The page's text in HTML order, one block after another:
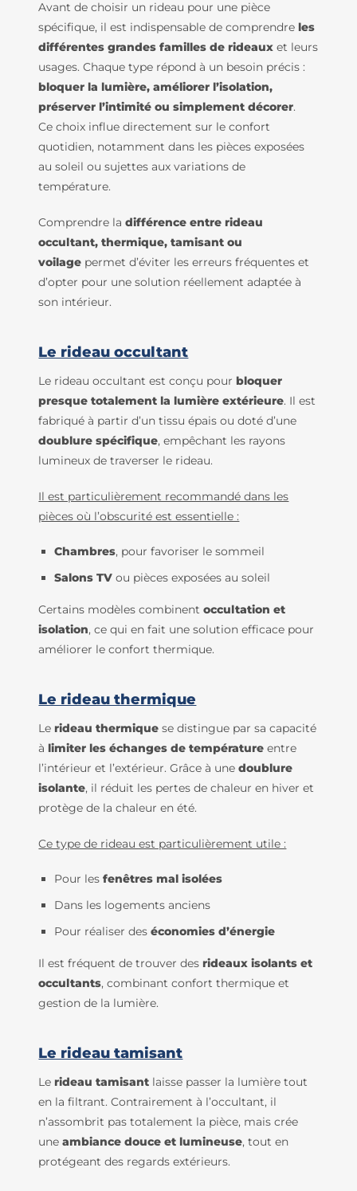
Avant de choisir un rideau pour une pièce
spécifique, il est indispensable de comprendreles
différentes grandes familles de rideaux et leurs
usages. Chaque type répond à un besoin précis :
bloquer la lumière, améliorer l’isolation,
préserver l’intimité ou simplement décorer.
Ce choix influe directement sur le confort
quotidien, notamment dans les pièces exposées
au soleil ou sujettes aux variations de
température.
Comprendre ladifférence entre rideau
occultant, thermique, tamisant ou
voilage permet d’éviter les erreurs fréquentes et
d’opter pour une solution réellement adaptée à
son intérieur.
Le rideau occultant
Le rideau occultant est conçu pourbloquer
presque totalement la lumière extérieure. Il est
fabriqué à partir d’un tissu épais ou doté d’une
doublure spécifique, empêchant les rayons
lumineux de traverser le rideau.
Il est particulièrement recommandé dans les
pièces où l’obscurité est essentielle :
Chambres, pour favoriser le sommeil
Salons TV ou pièces exposées au soleil
Certains modèles combinentoccultation et
isolation, ce qui en fait une solution efficace pour
améliorer le confort thermique.
Le rideau thermique
Lerideau thermique se distingue par sa capacité
àlimiter les échanges de température entre
l’intérieur et l’extérieur. Grâce à unedoublure
isolante, il réduit les pertes de chaleur en hiver et
protège de la chaleur en été.
Ce type de rideau est particulièrement utile :
Pour lesfenêtres mal isolées
Dans les logements anciens
Pour réaliser deséconomies d’énergie
Il est fréquent de trouver desrideaux isolants et
occultants, combinant confort thermique et
gestion de la lumière.
Le rideau tamisant
Lerideau tamisant laisse passer la lumière tout
en la filtrant. Contrairement à l’occultant, il
n’assombrit pas totalement la pièce, mais crée
uneambiance douce et lumineuse, tout en
protégeant des regards extérieurs.